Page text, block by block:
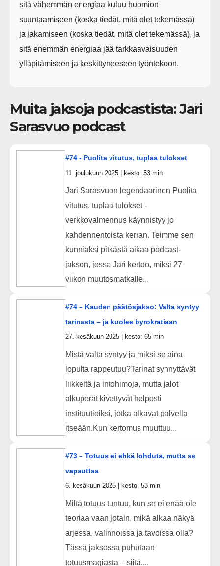
sitä vähemmän energiaa kuluu huomion
suuntaamiseen (koska tiedät, mitä olet tekemässä)
ja jakamiseen (koska tiedät, mitä olet tekemässä), ja
sitä enemmän energiaa jää tarkkaavaisuuden
ylläpitämiseen ja keskittyneeseen työntekoon.
Muita jaksoja podcastista: Jari
Sarasvuo podcast
#74 - Puolita vitutus, tuplaa tulokset
11. joulukuun 2025 | kesto: 53 min
Jari Sarasvuon legendaarinen Puolita
vitutus, tuplaa tulokset -
verkkovalmennus käynnistyy jo
kahdennentoista kerran. Teimme sen
kunniaksi pitkästä aikaa podcast-
jakson, jossa Jari kertoo, miksi 27
viikon muutosmatkalle...
#74 – Kauden päätösjakso: Valta syntyy
tarinasta – ja kuolee byrokratiaan
27. kesäkuun 2025 | kesto: 65 min
Mistä valta syntyy ja miksi se aina
lopulta rappeutuu?Tarinat synnyttävät
liikkeitä ja intohimoja, mutta jalot
alkuperät kivettyvät helposti
instituutioiksi, jotka alkavat palvella
itseään.Kun kertomus muuttuu...
#73 – Totuus ei ehkä lohduta, mutta se
vapauttaa
6. kesäkuun 2025 | kesto: 53 min
Miltä totuus tuntuu, kun se ei enää ole
teoriaa vaan jotain, mikä alkaa näkyä
arjessa, valinnoissa ja tavoissa olla?
Tässä jaksossa puhutaan
totuusmagiasta – siitä,...